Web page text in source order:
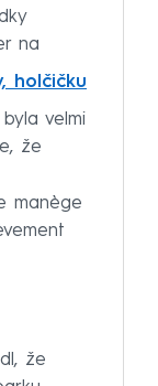
na
holčičku
velmi
že
manège
že